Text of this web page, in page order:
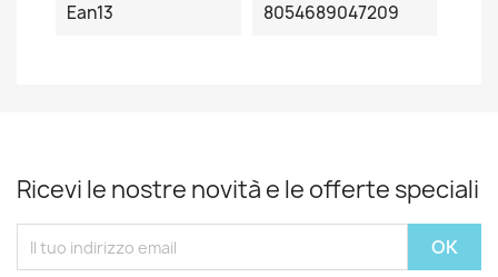
Ean13
8054689047209
Ricevi le nostre novità e le offerte speciali